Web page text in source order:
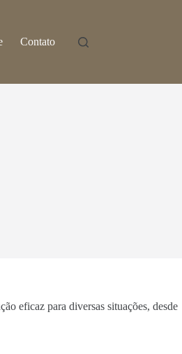
Contato
eficaz para diversas situações, desde